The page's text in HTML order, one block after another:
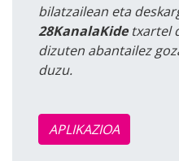
bilatzailean eta
28KanalaKidetxartel
dizuten abantailez
duzu.
APLIKAZIOA